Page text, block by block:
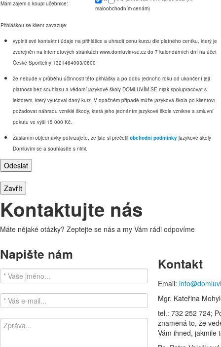
Mám zájem o koupi učebnice:
maloobchodním cenám)
Přihláškou se klient zavazuje:
vyplnit své kontaktní údaje na přihlášce a uhradit cenu kurzu dle platného ceníku, který je
zveřejněn na internetových stránkách www.domluvim-se.cz do 7 kalendářních dní na účet
České Spořitelny 1321464003/0800
že nebude v průběhu účinnosti této přihlášky a po dobu jednoho roku od ukončení její
platnosti bez souhlasu a vědomí jazykové školy DOMLUVÍM SE nijak spolupracovat s
lektorem, který vyučoval daný kurz. V opačném případě může jazyková škola po klientovi
požadovat náhradu vzniklé škody, která jeho jednáním jazykové škole vznikne a smluvní
pokutu ve výši 15 000 Kč.
Zasláním objednávky potvrzujete, že jste si přečetli obchodní podmínky jazykové školy
Domluvím se a souhlasíte s nimi.
Zavřít
Kontaktujte nás
Máte nějaké otázky? Zeptejte se nás a my Vám rádi odpovíme
Napište nám
Kontakt
Email:
Mgr. Kateřina
tel.: 732 252 724;
znamená to, že
Vám ihned, jakmile